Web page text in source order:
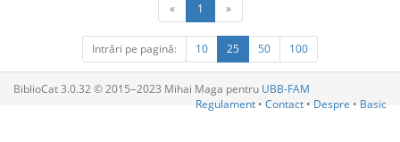
« 1 »
Intrări pe pagină: 10 25 50 100
BiblioCat 3.0.32 © 2015‒2023 Mihai Maga pentru UBB-FAM
Regulament • Contact • Despre • Basic